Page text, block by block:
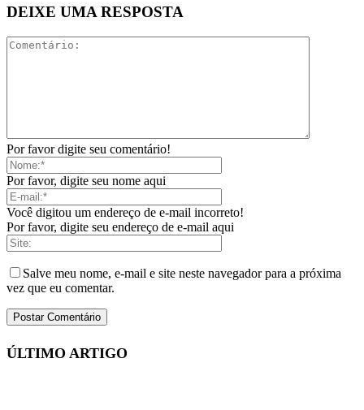
DEIXE UMA RESPOSTA
Por favor digite seu comentário!
Por favor, digite seu nome aqui
Você digitou um endereço de e-mail incorreto!
Por favor, digite seu endereço de e-mail aqui
Salve meu nome, e-mail e site neste navegador para a próxima
vez que eu comentar.
ÚLTIMO ARTIGO